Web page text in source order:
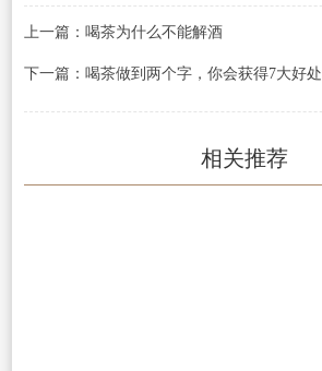
上一篇：喝茶为什么不能解酒
下一篇：喝茶做到两个字，你会获得7大好处
相关推荐